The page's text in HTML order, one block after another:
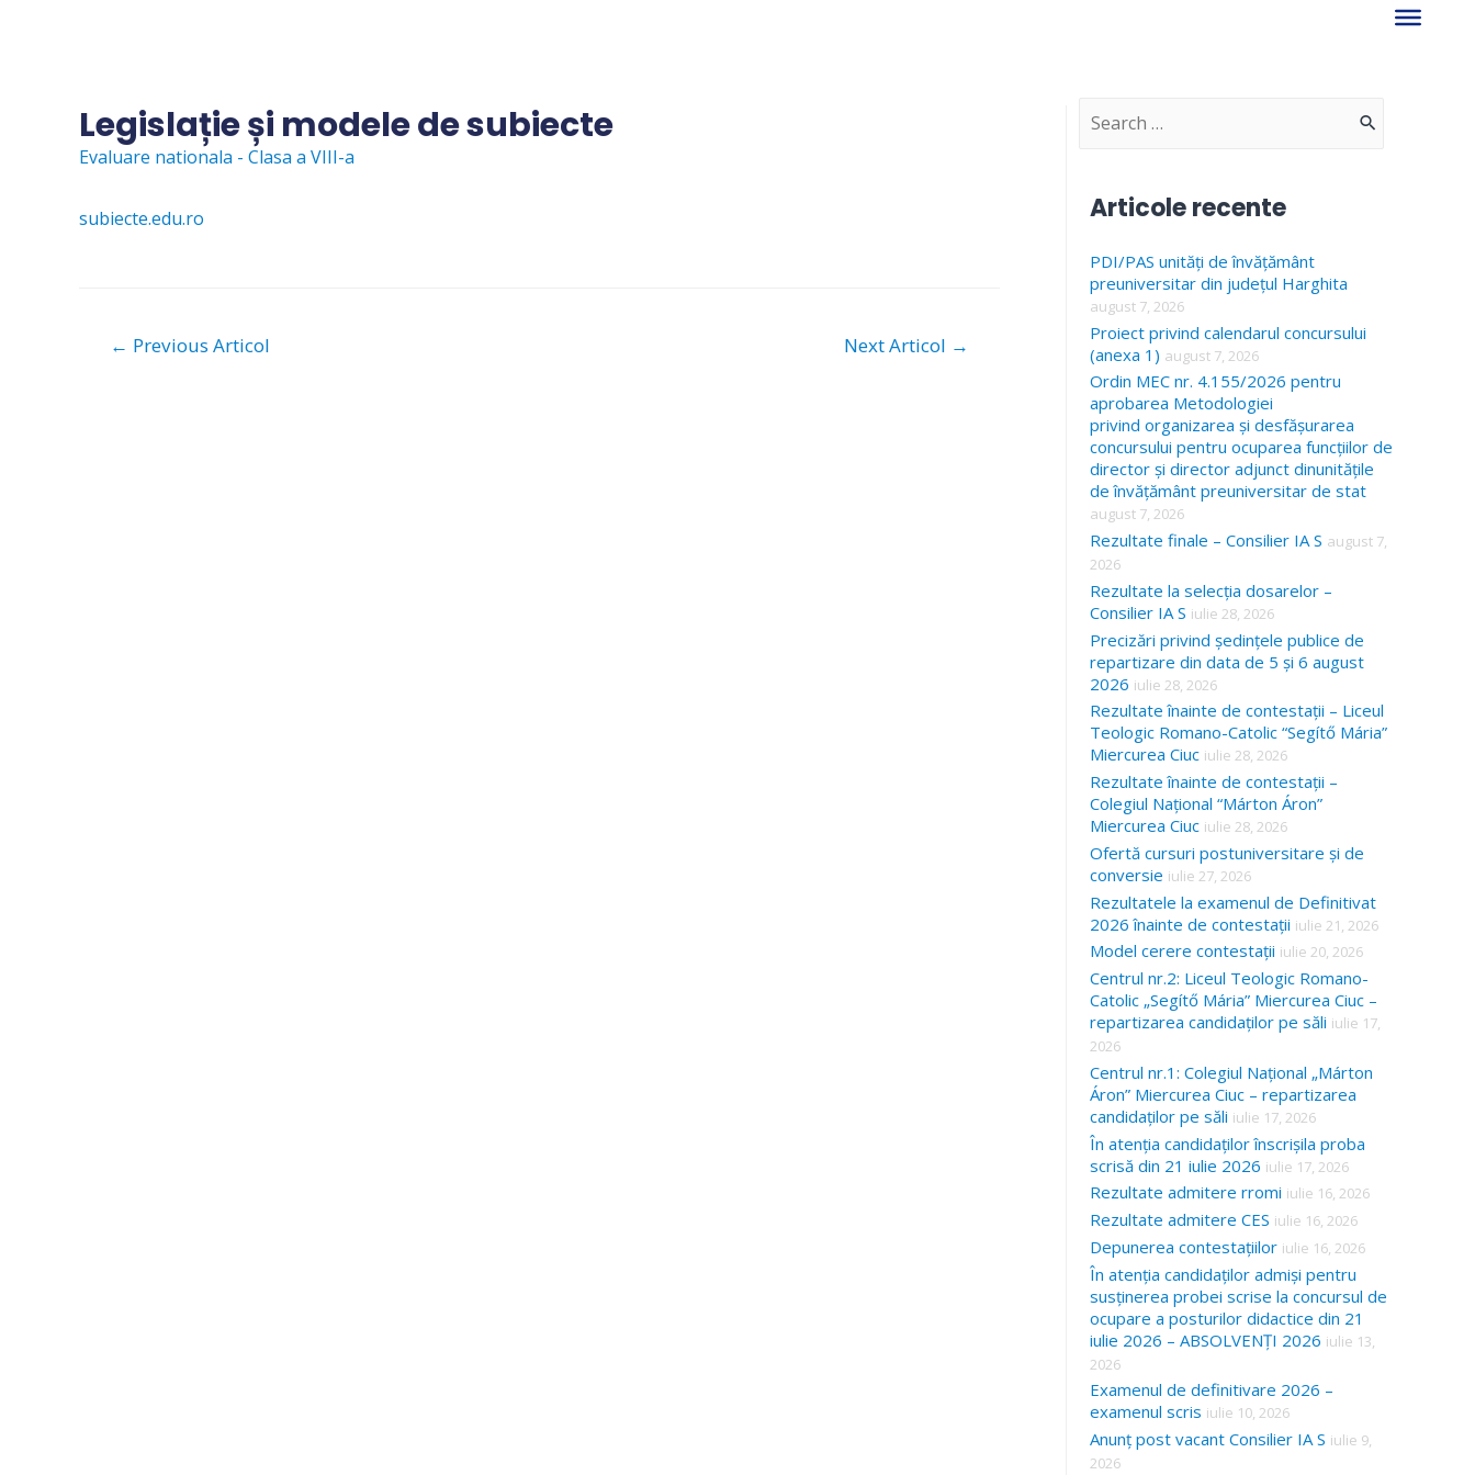
Legislație și modele de subiecte
Evaluare nationala - Clasa a VIII-a
subiecte.edu.ro
Navigare
← Previous Articol Next Articol →
S
c
h
f
o
r
:
Articole recente
PDI/PAS unități de învățământ
preuniversitar din județul Harghita
august 7, 2026
Proiect privind calendarul concursului
(anexa 1) august 7, 2026
Ordin MEC nr. 4.155/2026 pentru
aprobarea Metodologiei
privind organizarea și desfășurarea
concursului pentru ocuparea funcțiilor de
director și director adjunct dinunitățile
de învățământ preuniversitar de stat
august 7, 2026
Rezultate finale – Consilier IA S august 7,
2026
Rezultate la selecția dosarelor –
Consilier IA S iulie 28, 2026
Precizări privind ședințele publice de
repartizare din data de 5 și 6 august
2026 iulie 28, 2026
Rezultate înainte de contestații – Liceul
Teologic Romano-Catolic “Segítő Mária”
Miercurea Ciuc iulie 28, 2026
Rezultate înainte de contestații –
Colegiul Național “Márton Áron”
Miercurea Ciuc iulie 28, 2026
Ofertă cursuri postuniversitare și de
conversie iulie 27, 2026
Rezultatele la examenul de Definitivat
2026 înainte de contestații iulie 21, 2026
Model cerere contestații iulie 20, 2026
Centrul nr.2: Liceul Teologic Romano-
Catolic „Segítő Mária” Miercurea Ciuc –
repartizarea candidaților pe săli iulie 17,
2026
Centrul nr.1: Colegiul Național „Márton
Áron” Miercurea Ciuc – repartizarea
candidaților pe săli iulie 17, 2026
În atenția candidaților înscrișila proba
scrisă din 21 iulie 2026 iulie 17, 2026
Rezultate admitere rromi iulie 16, 2026
Rezultate admitere CES iulie 16, 2026
Depunerea contestațiilor iulie 16, 2026
În atenția candidaților admiși pentru
susținerea probei scrise la concursul de
ocupare a posturilor didactice din 21
iulie 2026 – ABSOLVENȚI 2026 iulie 13,
2026
Examenul de definitivare 2026 –
examenul scris iulie 10, 2026
Anunț post vacant Consilier IA S iulie 9,
2026